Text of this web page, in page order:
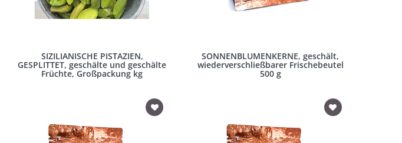
SIZILIANISCHE PISTAZIEN,
GESPLITTET, geschälte und geschälte
Früchte, Großpackung kg
SONNENBLUMENKERNE, geschält,
wiederverschließbarer Frischebeutel
500 g